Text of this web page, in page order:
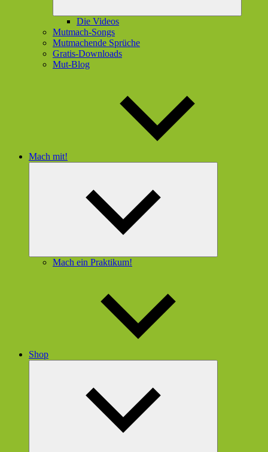
Die Videos
Mutmach-Songs
Mutmachende Sprüche
Gratis-Downloads
Mut-Blog
Mach mit!
Mach ein Praktikum!
Shop